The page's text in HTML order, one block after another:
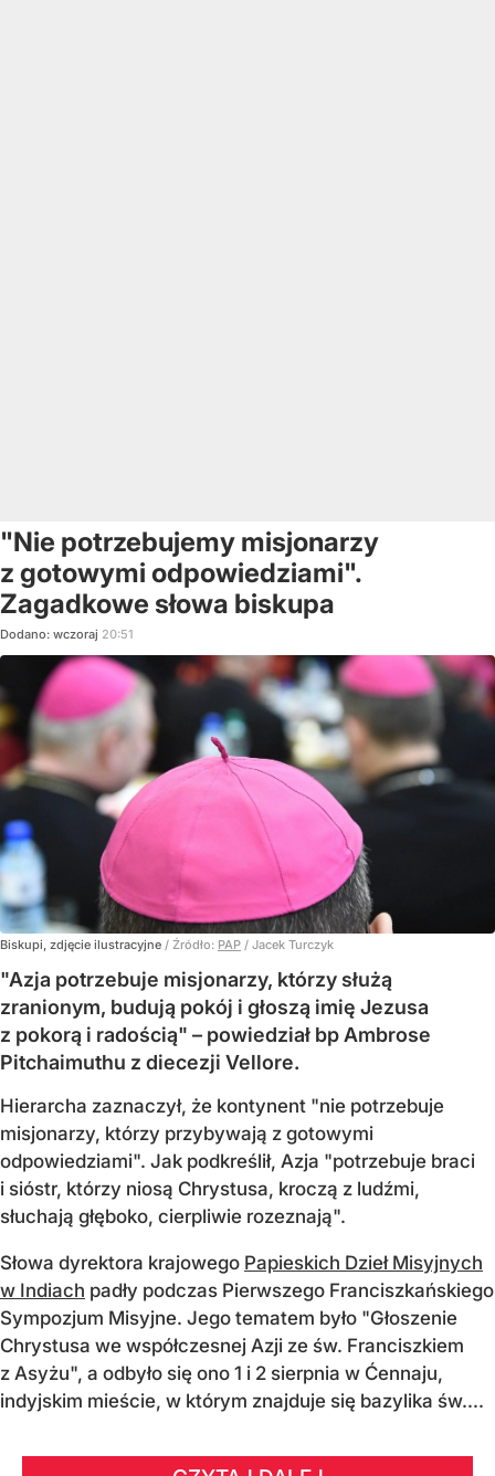
"Nie potrzebujemy misjonarzy
z gotowymi odpowiedziami".
Zagadkowe słowa biskupa
Dodano: wczoraj 20:51
Biskupi, zdjęcie ilustracyjne / Źródło: PAP / Jacek Turczyk
"Azja potrzebuje misjonarzy, którzy służą
zranionym, budują pokój i głoszą imię Jezusa
z pokorą i radością" – powiedział bp Ambrose
Pitchaimuthu z diecezji Vellore.
Hierarcha zaznaczył, że kontynent "nie potrzebuje
misjonarzy, którzy przybywają z gotowymi
odpowiedziami". Jak podkreślił, Azja "potrzebuje braci
i sióstr, którzy niosą Chrystusa, kroczą z ludźmi,
słuchają głęboko, cierpliwie rozeznają".
Słowa dyrektora krajowego Papieskich Dzieł Misyjnych
w Indiach padły podczas Pierwszego Franciszkańskiego
Sympozjum Misyjne. Jego tematem było "Głoszenie
Chrystusa we współczesnej Azji ze św. Franciszkiem
z Asyżu", a odbyło się ono 1 i 2 sierpnia w Ćennaju,
indyjskim mieście, w którym znajduje się bazylika św....